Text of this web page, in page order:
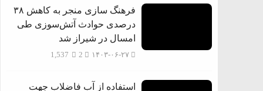
فرهنگ سازی منجر به کاهش ۳۸
درصدی حوادث آتش‌سوزی طی
امسال در شیراز شد
۱۴۰۳-۰۶-۲۷ 1,537
استفاده از آب فاضلاب جهت